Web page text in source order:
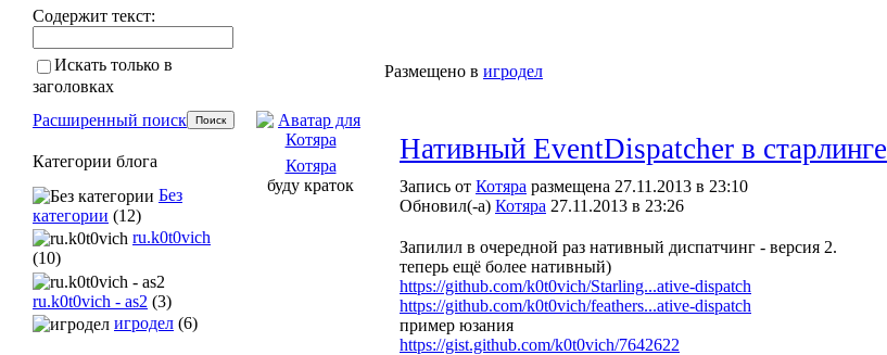
Размещено в игродел
Котяра
буду краток
Нативный EventDispatcher в старлинге
Запись от Котяра размещена 27.11.2013 в 23:10
Обновил(-а) Котяра 27.11.2013 в 23:26
Запилил в очередной раз нативный диспатчинг - версия 2.
теперь ещё более нативный)
https://github.com/k0t0vich/Starling...ative-dispatch
https://github.com/k0t0vich/feathers...ative-dispatch
пример юзания
https://gist.github.com/k0t0vich/7642622
Содержит текст:
Искать только в
заголовках
Расширенный поиск
Категории блога
Без
категории (12)
ru.k0t0vich
(10)
ru.k0t0vich - as2 (3)
игродел (6)